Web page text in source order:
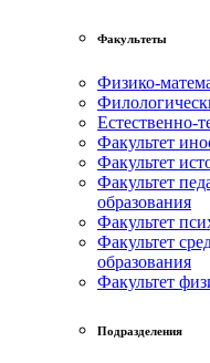
Факультеты
Физико-
Естественно-
Факультет
Факультет
Факультет
образования
Факультет
Факультет
образования
Факультет
Подразделения